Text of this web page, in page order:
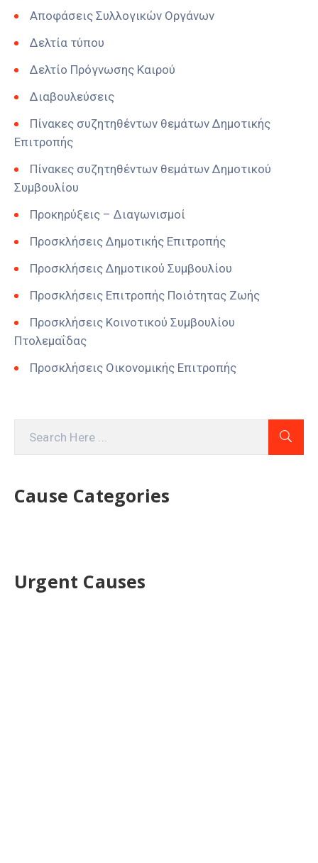
Αποφάσεις Συλλογικών Οργάνων
Δελτία τύπου
Δελτίο Πρόγνωσης Καιρού
Διαβουλεύσεις
Πίνακες συζητηθέντων θεμάτων Δημοτικής
Επιτροπής
Πίνακες συζητηθέντων θεμάτων Δημοτικού
Συμβουλίου
Προκηρύξεις – Διαγωνισμοί
Προσκλήσεις Δημοτικής Επιτροπής
Προσκλήσεις Δημοτικού Συμβουλίου
Προσκλήσεις Επιτροπής Ποιότητας Ζωής
Προσκλήσεις Κοινοτικού Συμβουλίου
Πτολεμαΐδας
Προσκλήσεις Οικονομικής Επιτροπής
Cause Categories
Urgent Causes